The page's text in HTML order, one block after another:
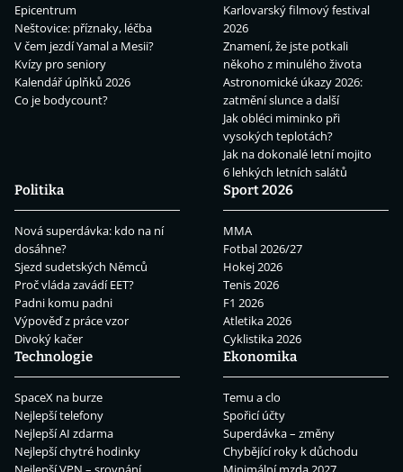
Epicentrum
Neštovice: příznaky, léčba
V čem jezdí Yamal a Mesii?
Kvízy pro seniory
Kalendář úplňků 2026
Co je bodycount?
Karlovarský filmový festival
2026
Znamení, že jste potkali
někoho z minulého života
Astronomické úkazy 2026:
zatmění slunce a další
Jak obléci miminko při
vysokých teplotách?
Jak na dokonalé letní mojito
6 lehkých letních salátů
Politika
Nová superdávka: kdo na ní
dosáhne?
Sjezd sudetských Němců
Proč vláda zavádí EET?
Padni komu padni
Výpověď z práce vzor
Divoký kačer
Sport 2026
MMA
Fotbal 2026/27
Hokej 2026
Tenis 2026
F1 2026
Atletika 2026
Cyklistika 2026
Technologie
SpaceX na burze
Nejlepší telefony
Nejlepší AI zdarma
Nejlepší chytré hodinky
Ekonomika
Temu a clo
Spořicí účty
Superdávka – změny
Chybějící roky k důchodu